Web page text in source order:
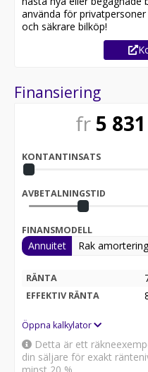
använda för
och säkrare bilköp!
Finansiering
fr 5 831
KONTANTINSATS
AVBETALNINGSTID
FINANSMODELL
Annuitet Rak amortering
RÄNTA
EFFEKTIV RÄNTA
Öppna kalkylator
Detta är ett
din säljare för exakt
minst 20 %.